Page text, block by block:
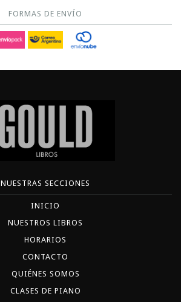
FORMAS DE ENVÍO
NUESTRAS SECCIONES
INICIO
NUESTROS LIBROS
HORARIOS
CONTACTO
QUIÉNES SOMOS
CLASES DE PIANO